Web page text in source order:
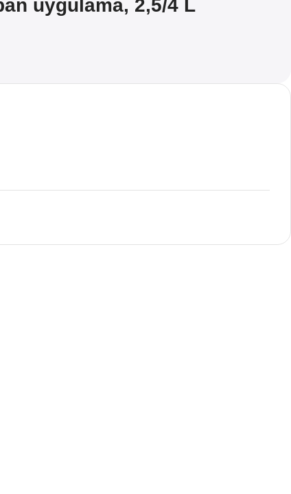
uygulama, 2,5/4 L